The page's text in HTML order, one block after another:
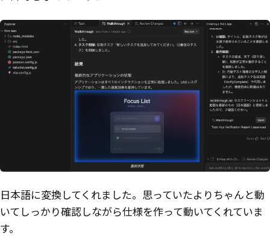
日本語に変換してくれました。思っていたよりちゃんと動
いてしっかり確認しながら仕様を作って動いてくれていま
す。